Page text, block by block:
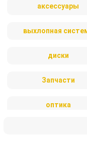
аксессуары
выхлопная
диски
Запчасти
оптика
пассивная